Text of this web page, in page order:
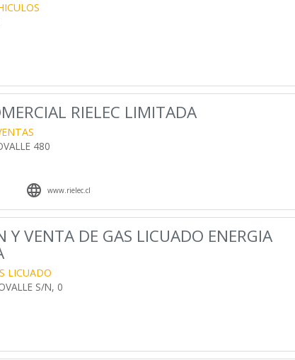
RIELEC LIMITADA
480
 www.rielec.cl
Y VENTA DE GAS LICUADO ENERGIA
LICUADO
S/N, 0